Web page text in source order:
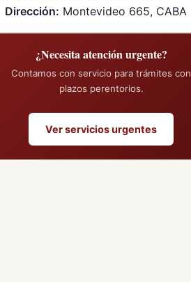
Dirección: Montevideo 665, CABA
¿Necesita atención urgente?
Contamos con servicio para trámites con
plazos perentorios.
Ver servicios urgentes